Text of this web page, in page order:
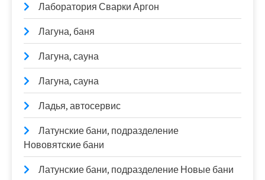
Лаборатория Сварки Аргон
Лагуна, баня
Лагуна, сауна
Лагуна, сауна
Ладья, автосервис
Латунские бани, подразделение
Нововятские бани
Латунские бани, подразделение Новые бани